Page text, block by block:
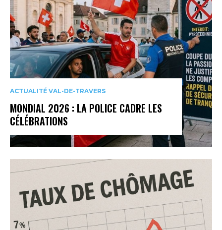
ACTUALITÉ VAL-DE-TRAVERS
MONDIAL 2026 : LA POLICE CADRE LES
CÉLÉBRATIONS